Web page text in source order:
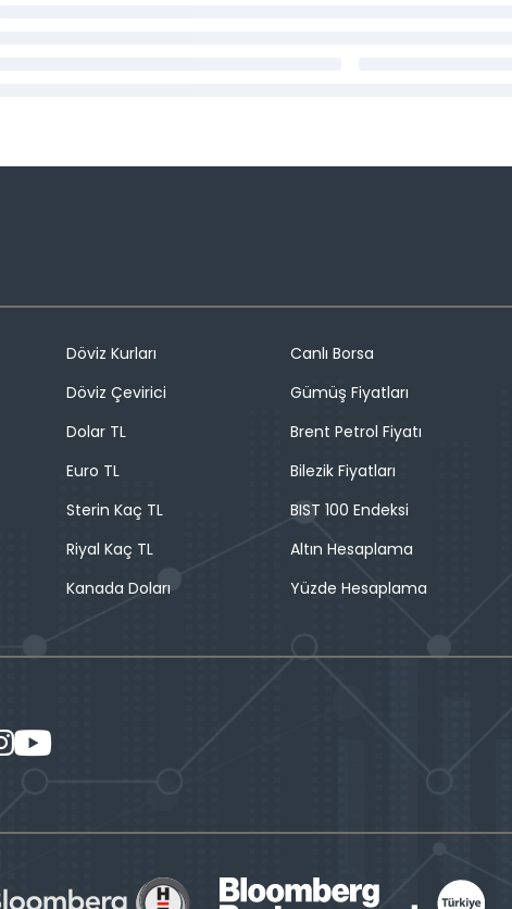
Döviz Kurları
Döviz Çevirici
Dolar TL
Euro TL
Sterin Kaç TL
Riyal Kaç TL
Kanada Doları
Canlı Borsa
Gümüş Fiyatları
Brent Petrol Fiyatı
Bilezik Fiyatları
BIST 100 Endeksi
Altın Hesaplama
Yüzde Hesaplama